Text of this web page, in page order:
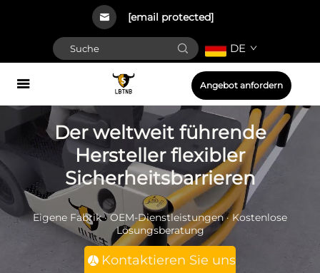
[email protected]
DE
Angebot anfordern
Der weltweit führende
Hersteller flexibler
Sicherheitsbarrieren
Eigene Fabrik · OEM-Dienstleistungen · Kostenlose
Lösungsberatung
Kontaktieren Sie uns